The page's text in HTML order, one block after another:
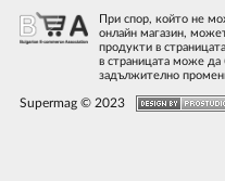
При спор, който не
онлайн магазин,
продукти в
в страницата може да
задължително
Supermag © 2023